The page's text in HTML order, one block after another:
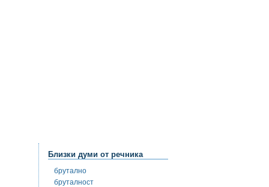
Близки думи от речника
брутално
бруталност